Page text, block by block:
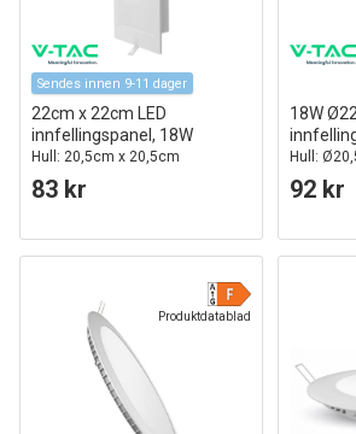
Sendes innen 9-11 dager
22cm x 22cm LED
innfellingspanel, 18W
Hull: 20,5cm x 20,5cm
83 kr
18W
Hull:
92 kr
Produktdatablad